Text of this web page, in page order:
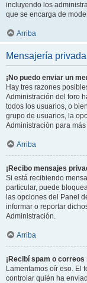
incluyendo los
que se encarga de
Arriba
Mensajería privada
¡No puedo enviar un
Hay tres razones
Administración del foro
todos los usuarios, o
grupo de usuarios, la
Administración para
Arriba
¡Recibo mensajes
Si está recibiendo
particular, puede
las opciones del Panel
informar o reportar
Administración.
Arriba
¡Recibí spam o
Lamentamos oír eso. El
controlar quién ha